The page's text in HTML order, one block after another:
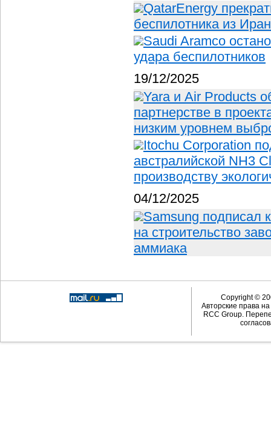
QatarEnergy
беспилотника из
Saudi Aramco
удара беспилотников
19/12/2025
Yara и Air Products
партнерстве в
низким уровнем
Itochu Corporation
австралийской NH3
производству
04/12/2025
Samsung подписал
на строительство
аммиака
Copyright ©
Авторские права
RCC Group.